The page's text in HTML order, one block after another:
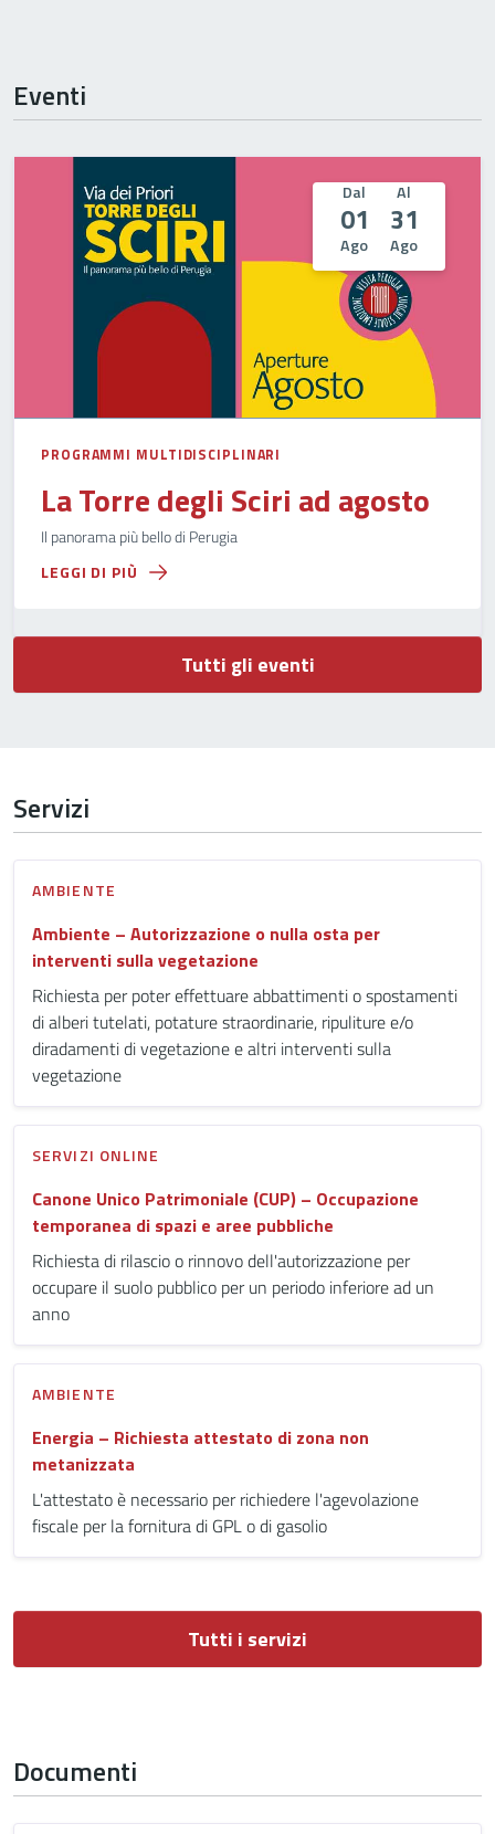
Eventi
Dal
01
Ago
Al
31
Ago
PROGRAMMI MULTIDISCIPLINARI
La Torre degli Sciri ad agosto
Il panorama più bello di Perugia
LEGGI DI PIÙ
Tutti gli eventi
Servizi
AMBIENTE
Ambiente – Autorizzazione o nulla osta per
interventi sulla vegetazione
Richiesta per poter effettuare abbattimenti o spostamenti
di alberi tutelati, potature straordinarie, ripuliture e/o
diradamenti di vegetazione e altri interventi sulla
vegetazione
SERVIZI ONLINE
Canone Unico Patrimoniale (CUP) – Occupazione
temporanea di spazi e aree pubbliche
Richiesta di rilascio o rinnovo dell'autorizzazione per
occupare il suolo pubblico per un periodo inferiore ad un
anno
AMBIENTE
Energia – Richiesta attestato di zona non
metanizzata
L'attestato è necessario per richiedere l'agevolazione
fiscale per la fornitura di GPL o di gasolio
Tutti i servizi
Documenti